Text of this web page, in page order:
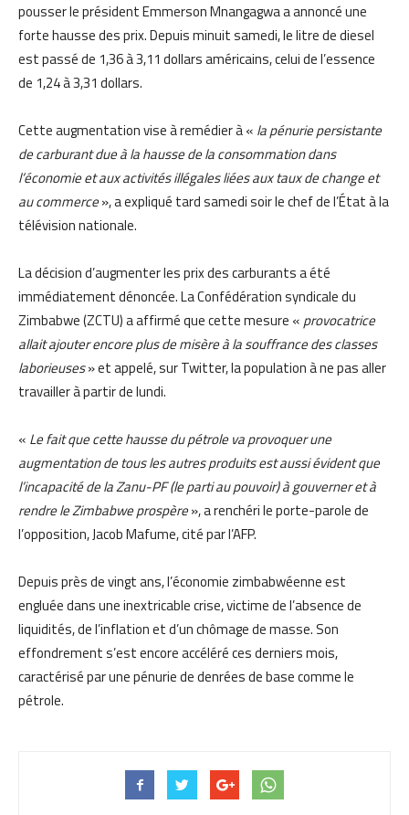
pousser le président Emmerson Mnangagwa a annoncé une
forte hausse des prix. Depuis minuit samedi, le litre de diesel
est passé de 1,36 à 3,11 dollars américains, celui de l’essence
de 1,24 à 3,31 dollars.
Cette augmentation vise à remédier à « la pénurie persistante
de carburant due à la hausse de la consommation dans
l’économie et aux activités illégales liées aux taux de change et
au commerce», a expliqué tard samedi soir le chef de l’État à la
télévision nationale.
La décision d’augmenter les prix des carburants a été
immédiatement dénoncée. La Confédération syndicale du
Zimbabwe (ZCTU) a affirmé que cette mesure « provocatrice
allait ajouter encore plus de misère à la souffrance des classes
laborieuses» et appelé, sur Twitter, la population à ne pas aller
travailler à partir de lundi.
« Le fait que cette hausse du pétrole va provoquer une
augmentation de tous les autres produits est aussi évident que
l’incapacité de la Zanu-PF (le parti au pouvoir) à gouverner et à
rendre le Zimbabwe prospère», a renchéri le porte-parole de
l’opposition, Jacob Mafume, cité par l’AFP.
Depuis près de vingt ans, l’économie zimbabwéenne est
engluée dans une inextricable crise, victime de l’absence de
liquidités, de l’inflation et d’un chômage de masse. Son
effondrement s’est encore accéléré ces derniers mois,
caractérisé par une pénurie de denrées de base comme le
pétrole.